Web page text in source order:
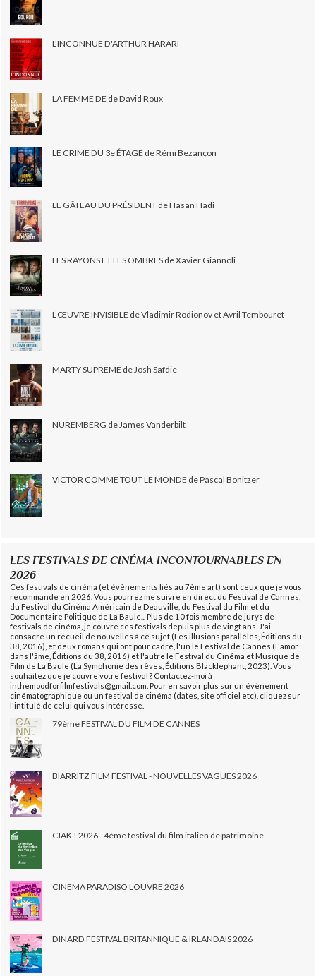
L'INCONNUE D'ARTHUR HARARI
LA FEMME DE de David Roux
LE CRIME DU 3e ÉTAGE de Rémi Bezançon
LE GÂTEAU DU PRÉSIDENT de Hasan Hadi
LES RAYONS ET LES OMBRES de Xavier Giannoli
L’ŒUVRE INVISIBLE de Vladimir Rodionov et Avril Tembouret
MARTY SUPRÊME de Josh Safdie
NUREMBERG de James Vanderbilt
VICTOR COMME TOUT LE MONDE de Pascal Bonitzer
LES FESTIVALS DE CINÉMA INCONTOURNABLES EN
2026
Ces festivals de cinéma (et évènements liés au 7ème art) sont ceux que je vous
recommande en 2026. Vous pourrez me suivre en direct du Festival de Cannes,
du Festival du Cinéma Américain de Deauville, du Festival du Film et du
Documentaire Politique de La Baule... Plus de 10 fois membre de jurys de
festivals de cinéma, je couvre ces festivals depuis plus de vingt ans. J'ai
consacré un recueil de nouvelles à ce sujet (Les illusions parallèles, Éditions du
38, 2016), et deux romans qui ont pour cadre, l'un le Festival de Cannes (L'amor
dans l'âme, Éditions du 38, 2016) et l'autre le Festival du Cinéma et Musique de
Film de La Baule (La Symphonie des rêves, Éditions Blacklephant, 2023). Vous
souhaitez que je couvre votre festival ? Contactez-moi à
inthemoodforfilmfestivals@gmail.com. Pour en savoir plus sur un évènement
cinématographique ou un festival de cinéma (dates, site officiel etc), cliquez sur
l'intitulé de celui qui vous intéresse.
79ème FESTIVAL DU FILM DE CANNES
BIARRITZ FILM FESTIVAL - NOUVELLES VAGUES 2026
CIAK ! 2026 - 4ème festival du film italien de patrimoine
CINEMA PARADISO LOUVRE 2026
DINARD FESTIVAL BRITANNIQUE & IRLANDAIS 2026